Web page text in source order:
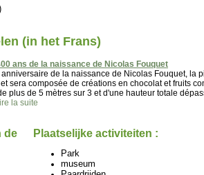
(in het Frans)
ans de la naissance de Nicolas Fouquet
de la naissance de Nicolas Fouquet, la
sera composée de créations en chocolat et fruits
plus de 5 mètres sur 3 et d'une hauteur totale
la suite
de
Plaatselijke activiteiten :
Park
museum